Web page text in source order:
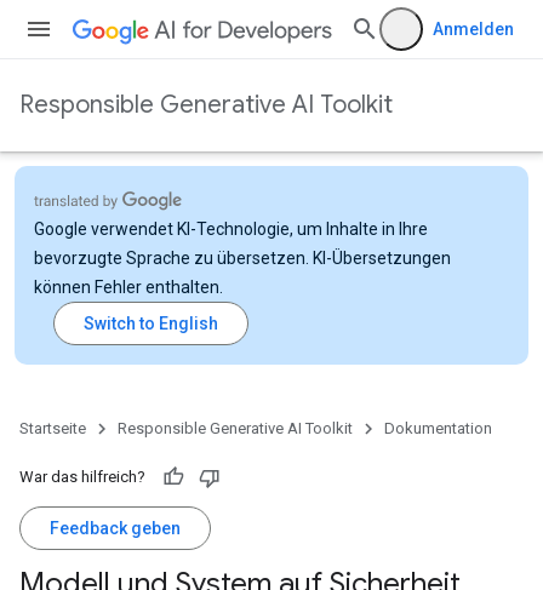
Anmelden
Responsible Generative AI Toolkit
Google verwendet KI-Technologie, um Inhalte in Ihre
bevorzugte Sprache zu übersetzen. KI-Übersetzungen
können Fehler enthalten.
Startseite Responsible Generative AI Toolkit Dokumentation
War das hilfreich?
Feedback geben